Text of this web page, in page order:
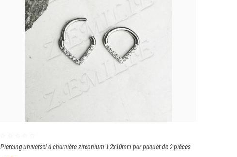
Piercing universel à charnière zirconium 1.2x10mm par paquet de 2 pièces